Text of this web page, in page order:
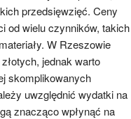
przedsięwzięć. Ceny
od wielu czynników, takich
W Rzeszowie
jednak warto
skomplikowanych
uwzględnić wydatki na
znacząco wpłynąć na